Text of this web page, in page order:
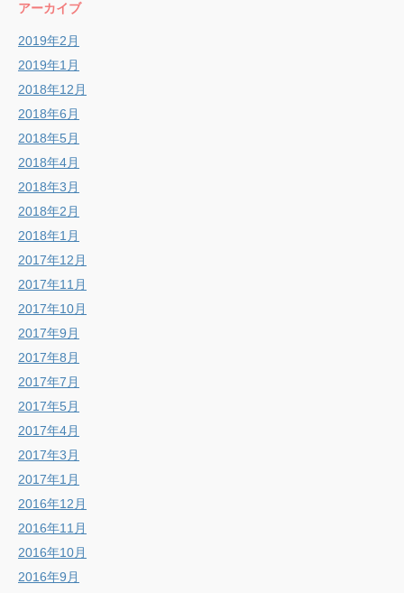
アーカイブ
2019年2月
2019年1月
2018年12月
2018年6月
2018年5月
2018年4月
2018年3月
2018年2月
2018年1月
2017年12月
2017年11月
2017年10月
2017年9月
2017年8月
2017年7月
2017年5月
2017年4月
2017年3月
2017年1月
2016年12月
2016年11月
2016年10月
2016年9月